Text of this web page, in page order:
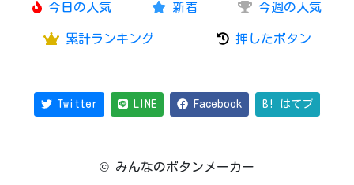
今日の人気 新着 今週の人気
累計ランキング 押したボタン
Twitter LINE Facebook B! はてブ
© みんなのボタンメーカー